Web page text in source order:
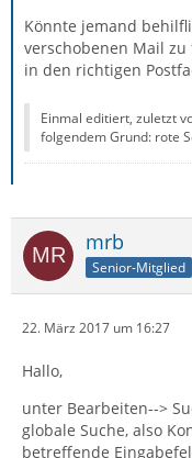
Könnte jemand
verschobenen Mail
in den richtigen
Einmal editiert, zuletzt
folgendem Grund: rote
mrb
Senior-Mitglied
22. März 2017 um 16:27
Hallo,
unter Bearbeiten-->
globale Suche, also
betreffende